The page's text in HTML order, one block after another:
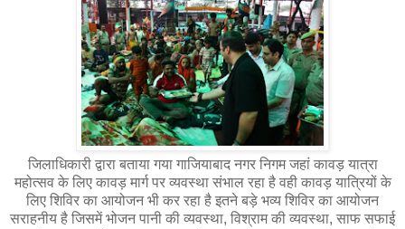
जिलाधिकारी द्वारा बताया गया गाजियाबाद नगर निगम जहां कावड़ यात्रा
महोत्सव के लिए कावड़ मार्ग पर व्यवस्था संभाल रहा है वही कावड़ यात्रियों के
लिए शिविर का आयोजन भी कर रहा है इतने बड़े भव्य शिविर का आयोजन
सराहनीय है जिसमें भोजन पानी की व्यवस्था, विश्राम की व्यवस्था, साफ सफाई